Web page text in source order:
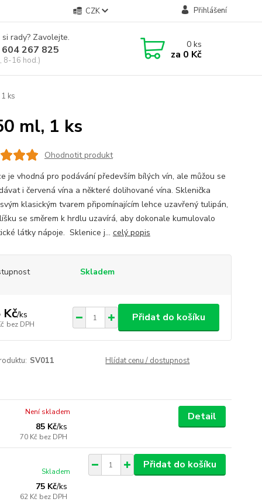
CZK Přihlášení
rady? Zavolejte.
267 825
8-16 hod.)
0ks
za 0 Kč
ks
ml, 1 ks
Ohodnotit produkt
je vhodná pro podávání především bílých vín, ale můžou se
i červená vína a některé dolihované vína. Sklenička
klasickým tvarem připomínajícím lehce uzavřený tulipán,
se směrem k hrdlu uzavírá, aby dokonale kumulovalo
látky nápoje. Sklenice j... celý popis
Skladem
Kč/ks
bez DPH
Přidat do košíku
SV011 Hlídat cenu / dostupnost
85 Kč/ks
70 Kč bez DPH
Není skladem Detail
75 Kč/ks
62 Kč bez DPH
Skladem
Přidat do košíku